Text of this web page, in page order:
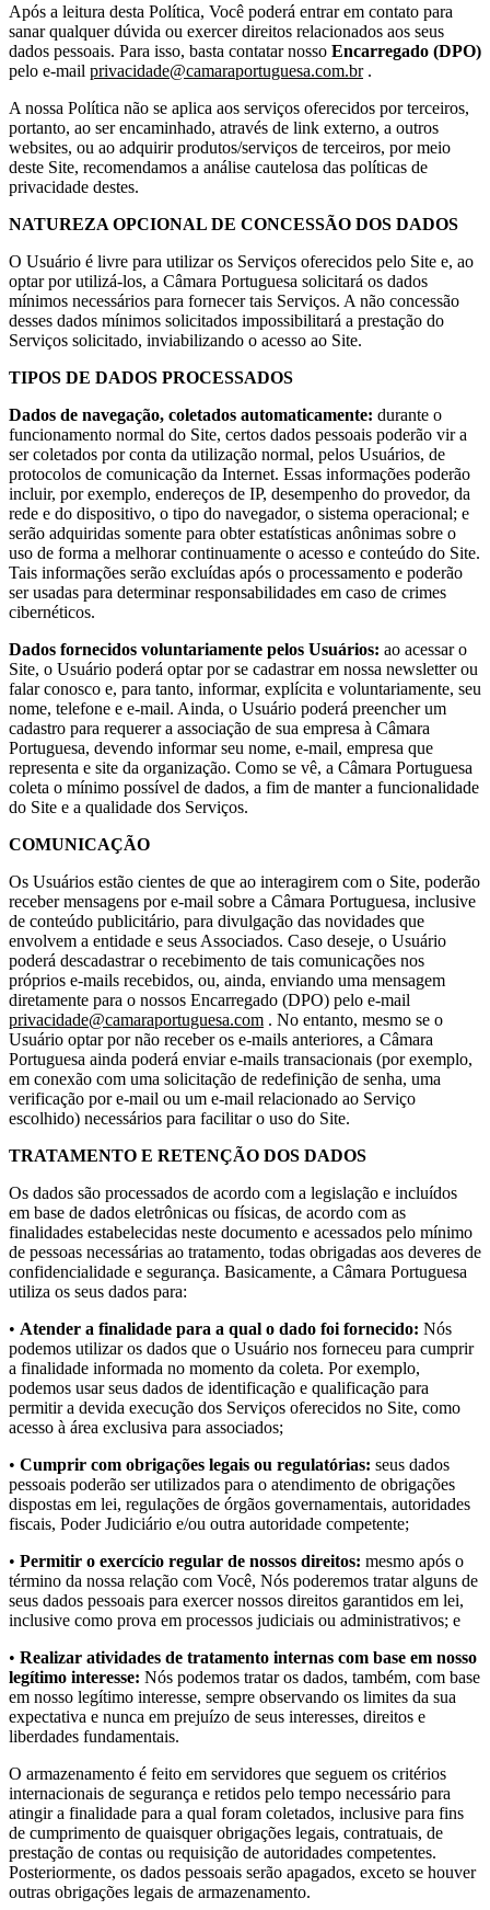
Após a leitura desta Política, Você poderá entrar em contato para
sanar qualquer dúvida ou exercer direitos relacionados aos seus
dados pessoais. Para isso, basta contatar nosso Encarregado (DPO)
pelo e-mail privacidade@camaraportuguesa.com.br.
A nossa Política não se aplica aos serviços oferecidos por terceiros,
portanto, ao ser encaminhado, através de link externo, a outros
websites, ou ao adquirir produtos/serviços de terceiros, por meio
deste Site, recomendamos a análise cautelosa das políticas de
privacidade destes.
NATUREZA OPCIONAL DE CONCESSÃO DOS DADOS
O Usuário é livre para utilizar os Serviços oferecidos pelo Site e, ao
optar por utilizá-los, a Câmara Portuguesa solicitará os dados
mínimos necessários para fornecer tais Serviços. A não concessão
desses dados mínimos solicitados impossibilitará a prestação do
Serviços solicitado, inviabilizando o acesso ao Site.
TIPOS DE DADOS PROCESSADOS
Dados de navegação, coletados automaticamente: durante o
funcionamento normal do Site, certos dados pessoais poderão vir a
ser coletados por conta da utilização normal, pelos Usuários, de
protocolos de comunicação da Internet. Essas informações poderão
incluir, por exemplo, endereços de IP, desempenho do provedor, da
rede e do dispositivo, o tipo do navegador, o sistema operacional; e
serão adquiridas somente para obter estatísticas anônimas sobre o
uso de forma a melhorar continuamente o acesso e conteúdo do Site.
Tais informações serão excluídas após o processamento e poderão
ser usadas para determinar responsabilidades em caso de crimes
cibernéticos.
Dados fornecidos voluntariamente pelos Usuários: ao acessar o
Site, o Usuário poderá optar por se cadastrar em nossa newsletter ou
falar conosco e, para tanto, informar, explícita e voluntariamente, seu
nome, telefone e e-mail. Ainda, o Usuário poderá preencher um
cadastro para requerer a associação de sua empresa à Câmara
Portuguesa, devendo informar seu nome, e-mail, empresa que
representa e site da organização. Como se vê, a Câmara Portuguesa
coleta o mínimo possível de dados, a fim de manter a funcionalidade
do Site e a qualidade dos Serviços.
COMUNICAÇÃO
Os Usuários estão cientes de que ao interagirem com o Site, poderão
receber mensagens por e-mail sobre a Câmara Portuguesa, inclusive
de conteúdo publicitário, para divulgação das novidades que
envolvem a entidade e seus Associados. Caso deseje, o Usuário
poderá descadastrar o recebimento de tais comunicações nos
próprios e-mails recebidos, ou, ainda, enviando uma mensagem
diretamente para o nossos Encarregado (DPO) pelo e-mail
privacidade@camaraportuguesa.com . No entanto, mesmo se o
Usuário optar por não receber os e-mails anteriores, a Câmara
Portuguesa ainda poderá enviar e-mails transacionais (por exemplo,
em conexão com uma solicitação de redefinição de senha, uma
verificação por e-mail ou um e-mail relacionado ao Serviço
escolhido) necessários para facilitar o uso do Site.
TRATAMENTO E RETENÇÃO DOS DADOS
Os dados são processados de acordo com a legislação e incluídos
em base de dados eletrônicas ou físicas, de acordo com as
finalidades estabelecidas neste documento e acessados pelo mínimo
de pessoas necessárias ao tratamento, todas obrigadas aos deveres de
confidencialidade e segurança. Basicamente, a Câmara Portuguesa
utiliza os seus dados para:
• Atender a finalidade para a qual o dado foi fornecido: Nós
podemos utilizar os dados que o Usuário nos forneceu para cumprir
a finalidade informada no momento da coleta. Por exemplo,
podemos usar seus dados de identificação e qualificação para
permitir a devida execução dos Serviços oferecidos no Site, como
acesso à área exclusiva para associados;
• Cumprir com obrigações legais ou regulatórias: seus dados
pessoais poderão ser utilizados para o atendimento de obrigações
dispostas em lei, regulações de órgãos governamentais, autoridades
fiscais, Poder Judiciário e/ou outra autoridade competente;
• Permitir o exercício regular de nossos direitos: mesmo após o
término da nossa relação com Você, Nós poderemos tratar alguns de
seus dados pessoais para exercer nossos direitos garantidos em lei,
inclusive como prova em processos judiciais ou administrativos; e
• Realizar atividades de tratamento internas com base em nosso
legítimo interesse: Nós podemos tratar os dados, também, com base
em nosso legítimo interesse, sempre observando os limites da sua
expectativa e nunca em prejuízo de seus interesses, direitos e
liberdades fundamentais.
O armazenamento é feito em servidores que seguem os critérios
internacionais de segurança e retidos pelo tempo necessário para
atingir a finalidade para a qual foram coletados, inclusive para fins
de cumprimento de quaisquer obrigações legais, contratuais, de
prestação de contas ou requisição de autoridades competentes.
Posteriormente, os dados pessoais serão apagados, exceto se houver
outras obrigações legais de armazenamento.